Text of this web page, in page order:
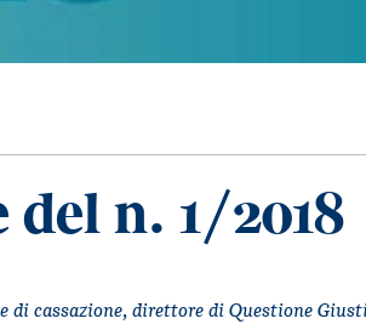
n. 1/2018
di cassazione, direttore di Questione